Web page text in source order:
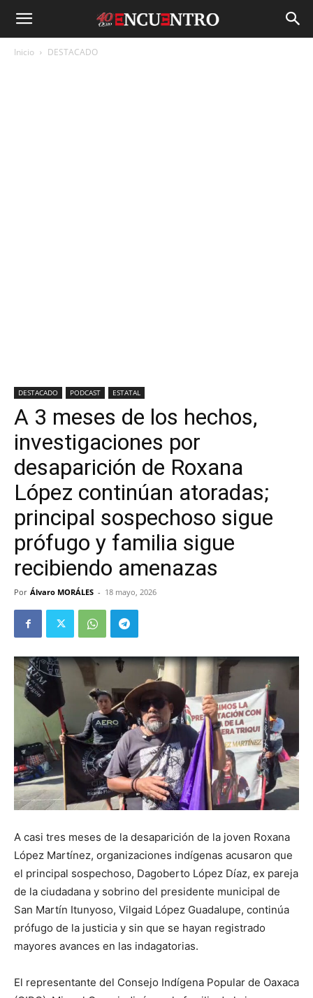
Inicio DESTACADO
DESTACADO PODCAST ESTATAL
A 3 meses de los hechos,
investigaciones por
desaparición de Roxana
López continúan atoradas;
principal sospechoso sigue
prófugo y familia sigue
recibiendo amenazas
Por Álvaro MORÁLES - 18 mayo, 2026
A casi tres meses de la desaparición de la joven Roxana
López Martínez, organizaciones indígenas acusaron que
el principal sospechoso, Dagoberto López Díaz, ex pareja
de la ciudadana y sobrino del presidente municipal de
San Martín Itunyoso, Vilgaid López Guadalupe, continúa
prófugo de la justicia y sin que se hayan registrado
mayores avances en las indagatorias.
El representante del Consejo Indígena Popular de Oaxaca